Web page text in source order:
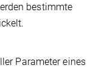
bestimmte
Parameter eines